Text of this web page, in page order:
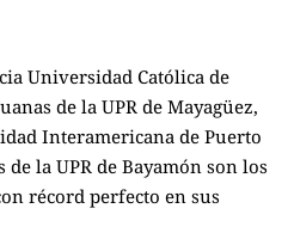
Universidad Católica de
de la UPR de Mayagüez,
Interamericana de Puerto
de la UPR de Bayamón son los
récord perfecto en sus